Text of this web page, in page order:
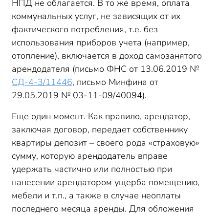
НПД не облагается. В то же время, оплата
коммунальных услуг, не зависящих от их
фактического потребления, т.е. без
использования приборов учета (например,
отопление), включается в доход самозанятого
арендодателя (письмо ФНС от 13.06.2019 №
СД-4-3/11446, письмо Минфина от
29.05.2019 № 03-11-09/40094).
Еще один момент. Как правило, арендатор,
заключая договор, передает собственнику
квартиры депозит – своего рода «страховую»
сумму, которую арендодатель вправе
удержать частично или полностью при
нанесении арендатором ущерба помещению,
мебели и т.п., а также в случае неоплаты
последнего месяца аренды. Для обложения